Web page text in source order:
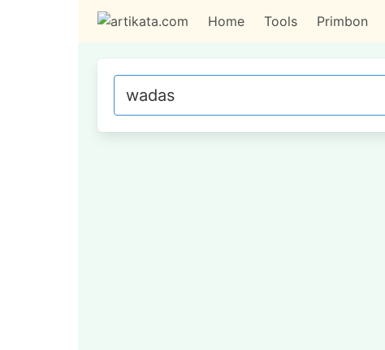
Home Tools Primbon